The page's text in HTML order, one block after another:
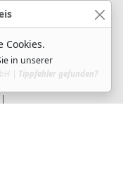
Cookies.
in unserer
| Tippfehler gefunden?